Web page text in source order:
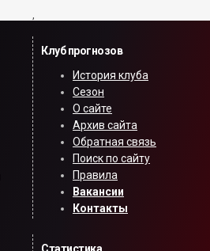
,
Клуб прогнозов
История клуба
Сезон
О сайте
Архив сайта
Обратная связь
Поиск по сайту
Правила
Вакансии
Контакты